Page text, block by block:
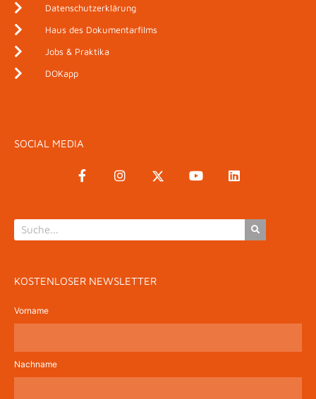
Datenschutzerklärung
Haus des Dokumentarfilms
Jobs & Praktika
DOKapp
SOCIAL MEDIA
KOSTENLOSER NEWSLETTER
Vorname
Nachname